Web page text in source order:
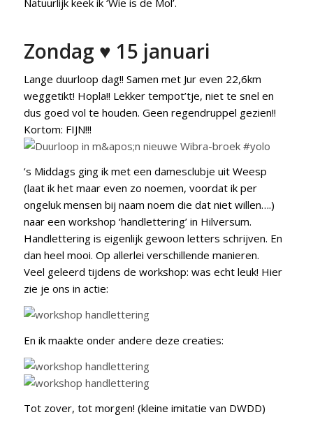
Zondag ♥ 15 januari
Lange duurloop dag!! Samen met Jur even 22,6km
weggetikt! Hopla!! Lekker tempot’tje, niet te snel en
dus goed vol te houden. Geen regendruppel gezien!!
Kortom: FIJN!!!
’s Middags ging ik met een damesclubje uit Weesp
(laat ik het maar even zo noemen, voordat ik per
ongeluk mensen bij naam noem die dat niet willen….)
naar een workshop ‘handlettering’ in Hilversum.
Handlettering is eigenlijk gewoon letters schrijven. En
dan heel mooi. Op allerlei verschillende manieren.
Veel geleerd tijdens de workshop: was echt leuk! Hier
zie je ons in actie:
En ik maakte onder andere deze creaties:
Tot zover, tot morgen! (kleine imitatie van DWDD)